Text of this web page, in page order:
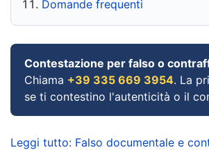
Domande frequenti
Contestazione per falso o
Chiama +39 335 669 3954. La
se ti contestino l'autenticità o il
Leggi tutto: Falso documentale e